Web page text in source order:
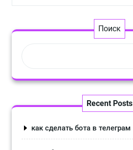
Поиск
Recent Posts
как сделать бота в телеграм